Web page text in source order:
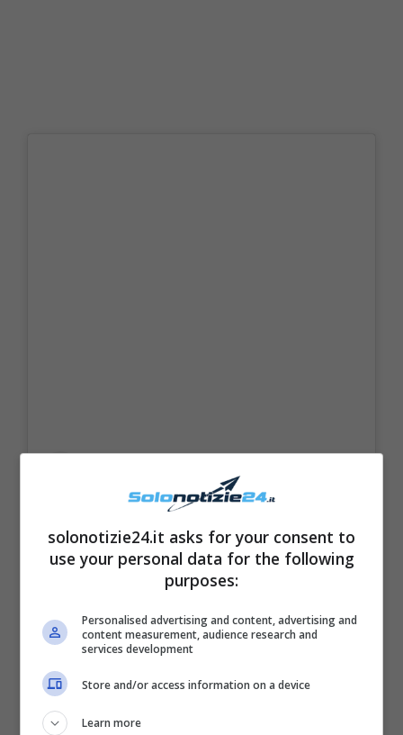
Visualizza questo post su Instagram
solonotizie24.it asks for your consent to
use your personal data for the following
purposes:
Personalised advertising and content, advertising and
content measurement, audience research and
services development
Store and/or access information on a device
Learn more